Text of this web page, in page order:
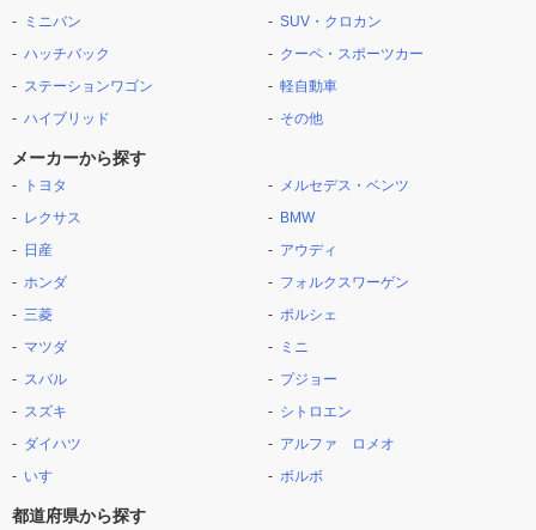
ミニバン
ハッチバック
ステーションワゴン
ハイブリッド
SUV・クロカン
クーペ・スポーツカー
軽自動車
その他
メーカーから探す
トヨタ
レクサス
日産
ホンダ
三菱
マツダ
スバル
スズキ
ダイハツ
いすゞ
メルセデス・ベンツ
BMW
アウディ
フォルクスワーゲン
ポルシェ
ミニ
プジョー
シトロエン
アルファ ロメオ
ボルボ
都道府県から探す